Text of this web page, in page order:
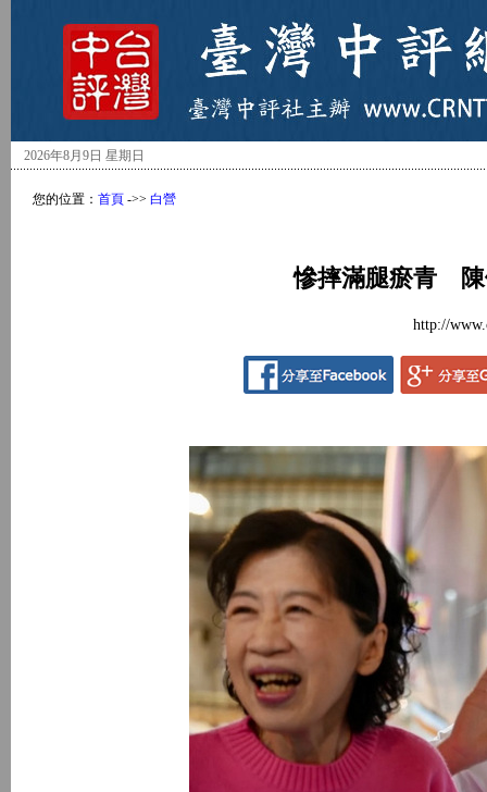
2026年8月9日 星期日
您的位置： 首頁 ->> 白營
慘摔滿腿瘀青 陳
http://